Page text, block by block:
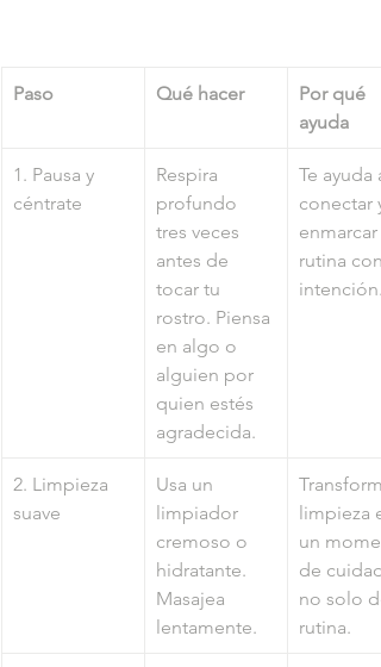
Paso Qué hacer
Por qué
ayuda
1. Pausa y
céntrate
Respira
profundo
tres veces
antes de
tocar tu
rostro. Piensa
en algo o
alguien por
quien estés
agradecida.
Te ayuda a
conectar y
enmarcar
rutina con
intención.
2. Limpieza
suave
Usa un
limpiador
cremoso o
hidratante.
Masajea
lentamente.
limpieza
un
de
no solo
rutina.